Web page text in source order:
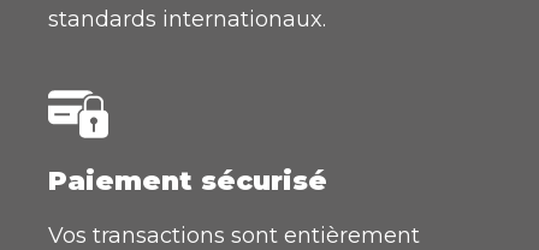
standards internationaux.
Paiement sécurisé
Vos transactions sont entièrement